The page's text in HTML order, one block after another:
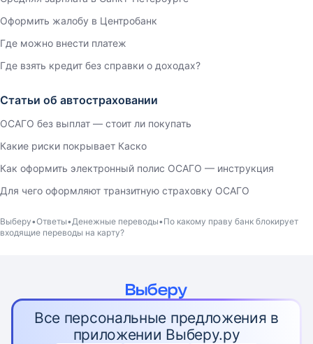
Оформить жалобу в Центробанк
Где можно внести платеж
Где взять кредит без справки о доходах?
Статьи об автостраховании
ОСАГО без выплат — стоит ли покупать
Какие риски покрывает Каско
Как оформить электронный полис ОСАГО — инструкция
Для чего оформляют транзитную страховку ОСАГО
Выберу Ответы Денежные переводы По какому праву банк блокирует
входящие переводы на карту?
Все персональные предложения в
приложении Выберу.ру